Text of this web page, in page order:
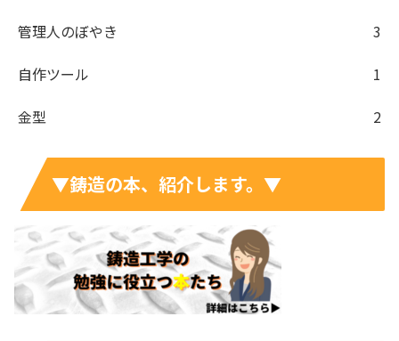
管理人のぼやき
3
自作ツール
1
金型
2
▼鋳造の本、紹介します。▼